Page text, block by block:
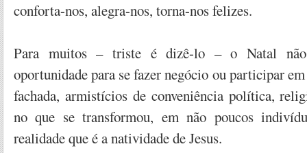
conforta-nos, alegra-nos, torna-nos felizes.
Para muitos – triste é dizê-lo – o Natal
oportunidade para se fazer negócio ou participar
fachada, armistícios de conveniência política,
no que se transformou, em não poucos
realidade que é a natividade de Jesus.